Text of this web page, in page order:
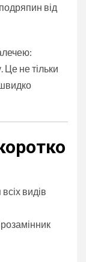
від
Це не тільки
видів